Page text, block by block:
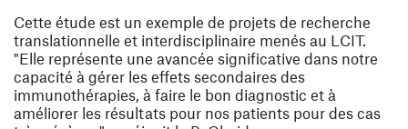
Cette étude est un exemple de projets de recherche
translationnelle et interdisciplinaire menés au LCIT.
"Elle représente une avancée significative dans notre
capacité à gérer les effets secondaires des
immunothérapies, à faire le bon diagnostic et à
améliorer les résultats pour nos patients pour des cas